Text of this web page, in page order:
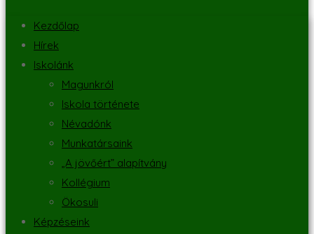
Kezdőlap
Hírek
Iskolánk
Magunkról
Iskola története
Névadónk
Munkatársaink
„A jövőért” alapítvány
Kollégium
Ökosuli
Képzéseink